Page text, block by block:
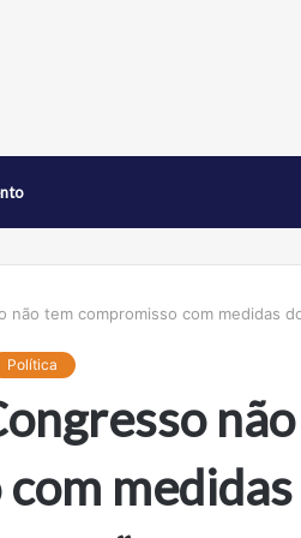
não tem compromisso com medidas
Política
medidas